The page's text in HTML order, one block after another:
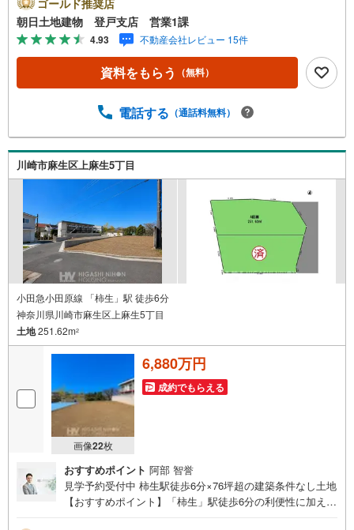
ートします！◇◆【朝日土地建物 登戸支店】イチ押しポ
イント！◆◇◆◇「新百合ヶ丘」駅徒歩12分！◇◆■広々
とした67坪オーバーの売地で夢のマイホームをお好きなハ
ウスメーカーさんで建てませんか？■閑静な住宅街ながらお
買い物、通学にも便利な好立地。■敷地面積や建物高さにル
お住み替えのご相談も無料です■◆お電話・インターネット
支店 営業1課へ
朝日土地建物 登戸支店 営業1課
4.93 不動産会社レビュー 15件
資料をもらう （無料）
電話する （通話料無料）
川崎市麻生区上麻生5丁目
小田急小田原線 「柿生」駅 徒歩6分
神奈川県川崎市麻生区上麻生5丁目
土地251.62m2
画像22枚
6,880万円
成約でもらえる
おすすめポイント 阿部 智誉
見学予約受付中 柿生駅徒歩6分×76坪超の建築条件なし土地
【おすすめポイント】「柿生」駅徒歩6分の利便性に加え、